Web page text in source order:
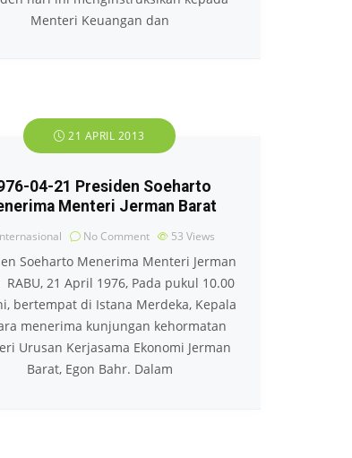
Menteri Keuangan dan
21 APRIL 2013
04-21 Presiden Soeharto
Menteri Jerman Barat
No Comment 53 Views
Soeharto Menerima Menteri Jerman
21 April 1976, Pada pukul 10.00
bertempat di Istana Merdeka, Kepala
menerima kunjungan kehormatan
Urusan Kerjasama Ekonomi Jerman
Barat, Egon Bahr. Dalam